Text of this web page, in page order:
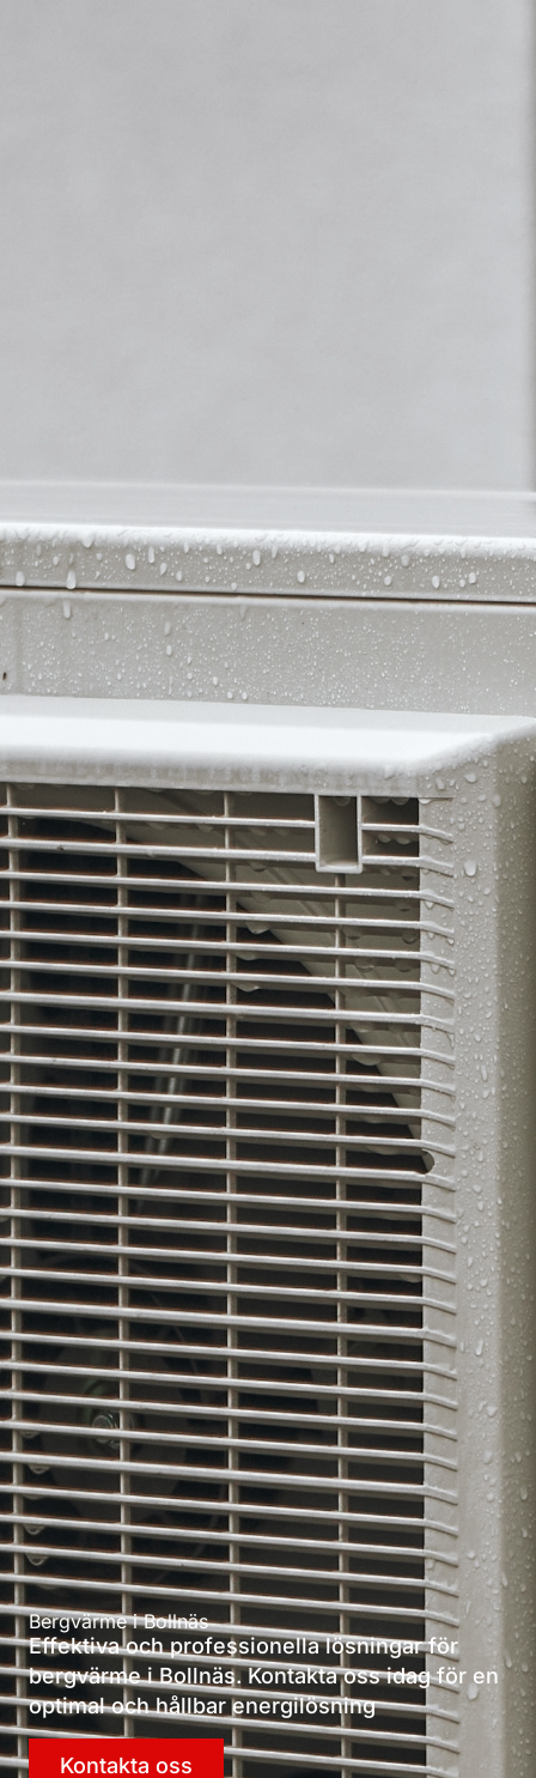
Bergvärme i Bollnäs
Effektiva och professionella lösningar för
bergvärme i Bollnäs. Kontakta oss idag för en
optimal och hållbar energilösning
Kontakta oss